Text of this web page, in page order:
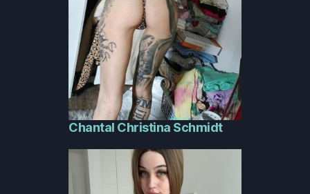
Chantal Christina Schmidt